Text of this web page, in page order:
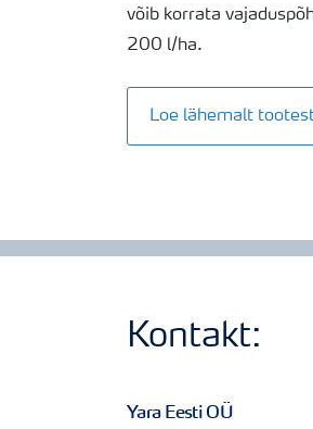
võib korrata
200 l/ha.
Loe lähemalt
Kontakt:
Yara Eesti OÜ